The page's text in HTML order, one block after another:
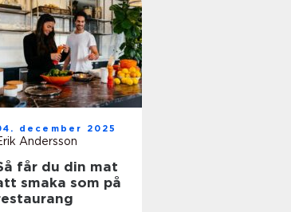
december 2025
Andersson
får du din mat
smaka som på